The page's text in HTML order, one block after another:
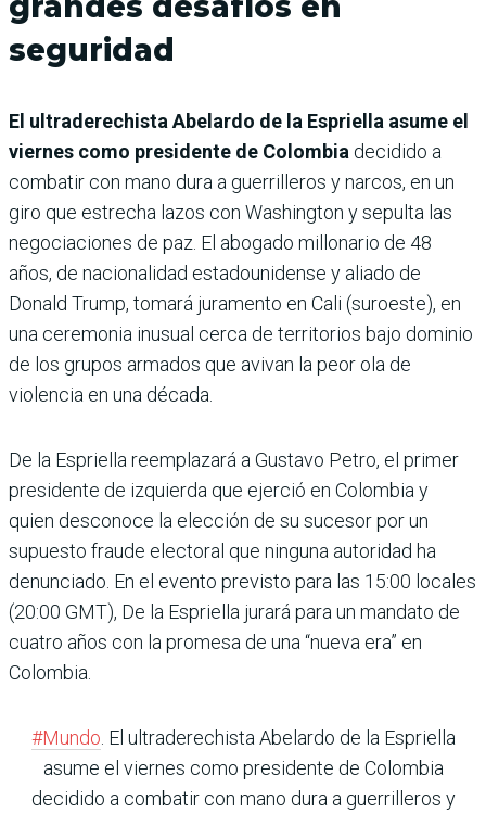
seguridad
El ultraderechista Abelardo de la Espriella asume el
viernes como presidente de Colombia decidido a
combatir con mano dura a guerrilleros y narcos, en un
giro que estrecha lazos con Washington y sepulta las
negociaciones de paz. El abogado millonario de 48
años, de nacionalidad estadounidense y aliado de
Donald Trump, tomará juramento en Cali (suroeste), en
una ceremonia inusual cerca de territorios bajo dominio
de los grupos armados que avivan la peor ola de
violencia en una década.
De la Espriella reemplazará a Gustavo Petro, el primer
presidente de izquierda que ejerció en Colombia y
quien desconoce la elección de su sucesor por un
supuesto fraude electoral que ninguna autoridad ha
denunciado. En el evento previsto para las 15:00 locales
(20:00 GMT), De la Espriella jurará para un mandato de
cuatro años con la promesa de una “nueva era” en
Colombia.
#Mundo. El ultraderechista Abelardo de la Espriella
asume el viernes como presidente de Colombia
decidido a combatir con mano dura a guerrilleros y